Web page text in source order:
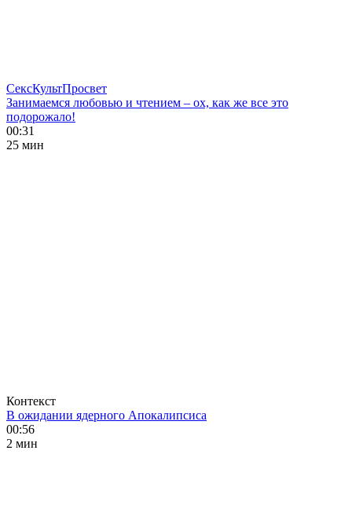
СексКультПросвет
Занимаемся любовью и чтением – ох, как же все это
подорожало!
00:31
25 мин
Контекст
В ожидании ядерного Апокалипсиса
00:56
2 мин